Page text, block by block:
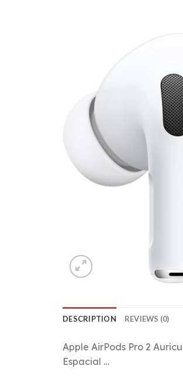
DESCRIPTION REVIEWS (0)
Apple AirPods Pro 2
Espacial …